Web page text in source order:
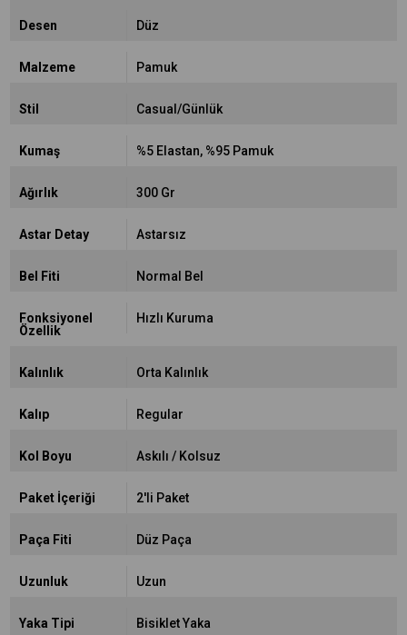
Desen Düz
Malzeme Pamuk
Stil Casual/Günlük
Kumaş %5 Elastan %95 Pamuk
Ağırlık 300 Gr
Astar Detay Astarsız
Bel Fiti Normal Bel
Fonksiyonel
Özellik
Hızlı Kuruma
Kalınlık Orta Kalınlık
Kalıp Regular
Kol Boyu Askılı / Kolsuz
Paket İçeriği 2'li Paket
Paça Fiti Düz Paça
Uzunluk Uzun
Yaka Tipi Bisiklet Yaka